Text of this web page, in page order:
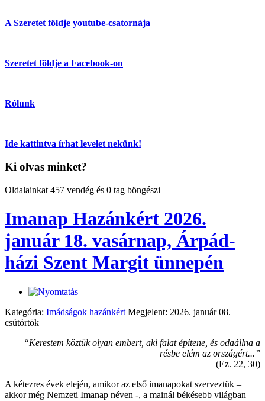
A Szeretet földje youtube-csatornája
Szeretet földje a Facebook-on
Rólunk
Ide kattintva írhat levelet nekünk!
Ki olvas minket?
Oldalainkat 457 vendég és 0 tag böngészi
Imanap Hazánkért 2026.
január 18. vasárnap, Árpád-
házi Szent Margit ünnepén
Kategória: Imádságok hazánkért Megjelent: 2026. január 08.
csütörtök
“Kerestem köztük olyan embert, aki falat építene, és odaállna a
résbe elém az országért...”
(Ez. 22, 30)
A kétezres évek elején, amikor az első imanapokat szerveztük –
akkor még Nemzeti Imanap néven -, a mainál békésebb világban